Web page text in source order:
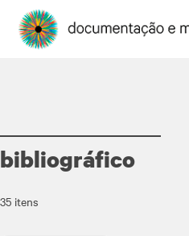
bibliográfico
35 itens